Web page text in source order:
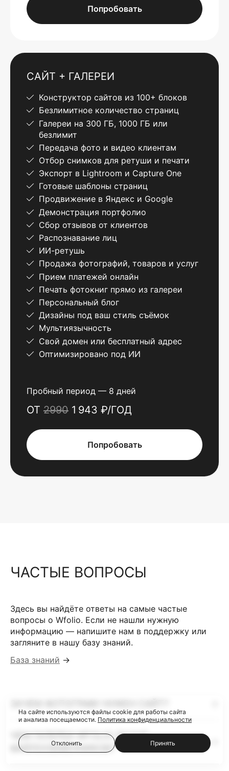
Попробовать
САЙТ + ГАЛЕРЕИ
Конструктор сайтов из 100+ блоков
Безлимитное количество страниц
Галереи на 300 ГБ, 1000 ГБ или
безлимит
Передача фото и видео клиентам
Отбор снимков для ретуши и печати
Экспорт в Lightroom и Capture One
Готовые шаблоны страниц
Продвижение в Яндекс и Google
Демонстрация портфолио
Сбор отзывов от клиентов
Распознавание лиц
ИИ-ретушь
Продажа фотографий, товаров и услуг
Прием платежей онлайн
Печать фотокниг прямо из галереи
Персональный блог
Дизайны под ваш стиль съёмок
Мультиязычность
Свой домен или бесплатный адрес
Оптимизировано под ИИ
Пробный период — 8 дней
ОТ 2990 1 943 ₽/ГОД
Попробовать
ЧАСТЫЕ ВОПРОСЫ
Здесь вы найдёте ответы на самые частые
вопросы о Wfolio. Если не нашли нужную
информацию — напишите нам в поддержку или
загляните в нашу базу знаний.
База знаний →
ЧЕМ ГАЛЕРЕИ WFOLIO ЛУЧШЕ
ФАЙЛООБМЕННИКОВ?
На сайте используются файлы cookie для работы сайта
и анализа посещаемости. Политика конфиденциальности
Отклонить Принять